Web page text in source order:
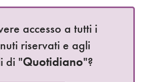
accesso a tutti i
riservati e agli
di "Quotidiano"?